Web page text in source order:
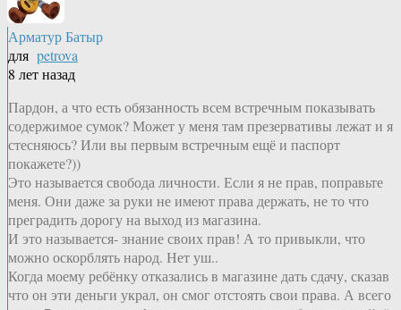
Арматур Батыр
для petrova
8 лет назад
Пардон, а что есть обязанность всем встречным показывать
содержимое сумок? Может у меня там презервативы лежат и я
стесняюсь? Или вы первым встречным ещё и паспорт
покажете?))
Это называется свобода личности. Если я не прав, поправьте
меня. Они даже за руки не имеют права держать, не то что
преградить дорогу на выход из магазина.
И это называется- знание своих прав! А то привыкли, что
можно оскорблять народ. Нет уш..
Когда моему ребёнку отказались в магазине дать сдачу, сказав
что он эти деньги украл, он смог отстоять свои права. А всего